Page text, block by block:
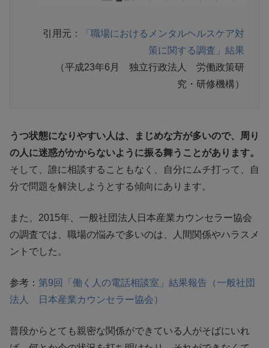
引用元：
「職場におけるメンタルヘルスケア対
策に関する調査」結果
（平成23年6月 独立行政法人 労働政策研
究・研修機構）
うつ状態になりやすい人は、まじめな方が多いので、周り
の人に迷惑がかからないように振る舞うことがあります。
そして、誰に相談することもなく、自分にムチ打って、自
分で問題を解決しようとする傾向にあります。
また、2015年、一般社団法人日本産業カウンセラー協会
の調査では、職場の悩みで多いのは、人間関係やハラスメ
ントでした。
参考： 第9回「働く人の電話相談室」結果報告（一般社団
法人 日本産業カウンセラー協会）
普段からとても親密な関係ができている人がそばにいれ